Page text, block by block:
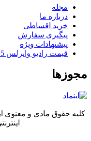
مجله
درباره ما
خرید اقساطی
پیگیری سفارش
پیشنهادات ویژه
قیمت رادیو وایرلس lhg 5 میکروتیک
مجوزها
کلیه حقوق مادی و معنوی